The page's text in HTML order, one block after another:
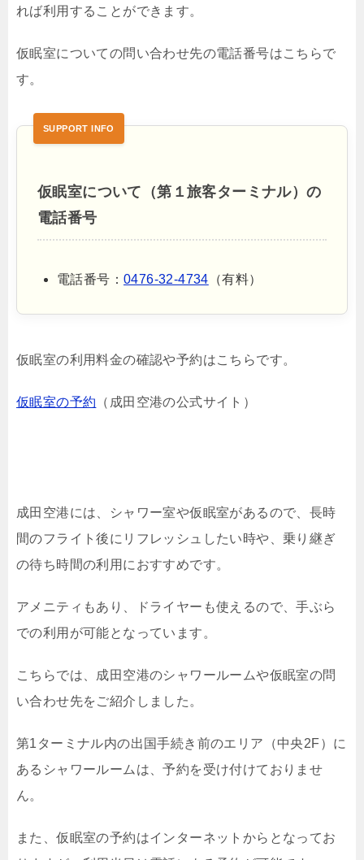
れば利用することができます。
仮眠室についての問い合わせ先の電話番号はこちらで
す。
仮眠室について（第１旅客ターミナル）の
電話番号
電話番号： 0476-32-4734 （有料）
仮眠室の利用料金の確認や予約はこちらです。
仮眠室の予約 （成田空港の公式サイト）
成田空港には、シャワー室や仮眠室があるので、長時
間のフライト後にリフレッシュしたい時や、乗り継ぎ
の待ち時間の利用におすすめです。
アメニティもあり、ドライヤーも使えるので、手ぶら
での利用が可能となっています。
こちらでは、成田空港のシャワールームや仮眠室の問
い合わせ先をご紹介しました。
第1ターミナル内の出国手続き前のエリア（中央2F）に
あるシャワールームは、予約を受け付けておりませ
ん。
また、仮眠室の予約はインターネットからとなってお